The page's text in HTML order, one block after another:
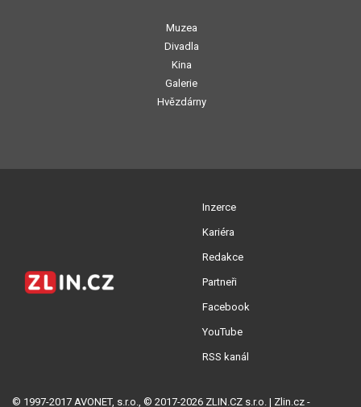
Muzea
Divadla
Kina
Galerie
Hvězdárny
Inzerce
Kariéra
Redakce
Partneři
Facebook
YouTube
RSS kanál
© 1997-2017 AVONET, s.r.o., © 2017-2026 ZLIN.CZ s.r.o. | Zlin.cz -